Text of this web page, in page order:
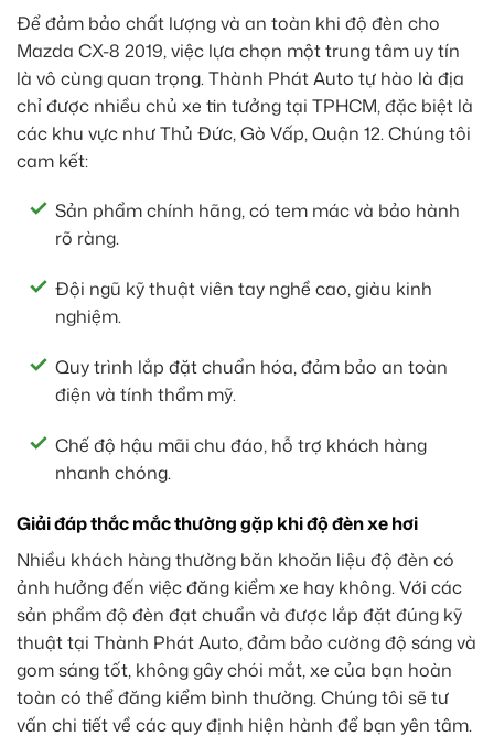
Để đảm bảo chất lượng và an toàn khi độ đèn cho
Mazda CX-8 2019, việc lựa chọn một trung tâm uy tín
là vô cùng quan trọng. Thành Phát Auto tự hào là địa
chỉ được nhiều chủ xe tin tưởng tại TPHCM, đặc biệt là
các khu vực như Thủ Đức, Gò Vấp, Quận 12. Chúng tôi
cam kết:
Sản phẩm chính hãng, có tem mác và bảo hành
rõ ràng.
Đội ngũ kỹ thuật viên tay nghề cao, giàu kinh
nghiệm.
Quy trình lắp đặt chuẩn hóa, đảm bảo an toàn
điện và tính thẩm mỹ.
Chế độ hậu mãi chu đáo, hỗ trợ khách hàng
nhanh chóng.
Giải đáp thắc mắc thường gặp khi độ đèn xe hơi
Nhiều khách hàng thường băn khoăn liệu độ đèn có
ảnh hưởng đến việc đăng kiểm xe hay không. Với các
sản phẩm độ đèn đạt chuẩn và được lắp đặt đúng kỹ
thuật tại Thành Phát Auto, đảm bảo cường độ sáng và
gom sáng tốt, không gây chói mắt, xe của bạn hoàn
toàn có thể đăng kiểm bình thường. Chúng tôi sẽ tư
vấn chi tiết về các quy định hiện hành để bạn yên tâm.